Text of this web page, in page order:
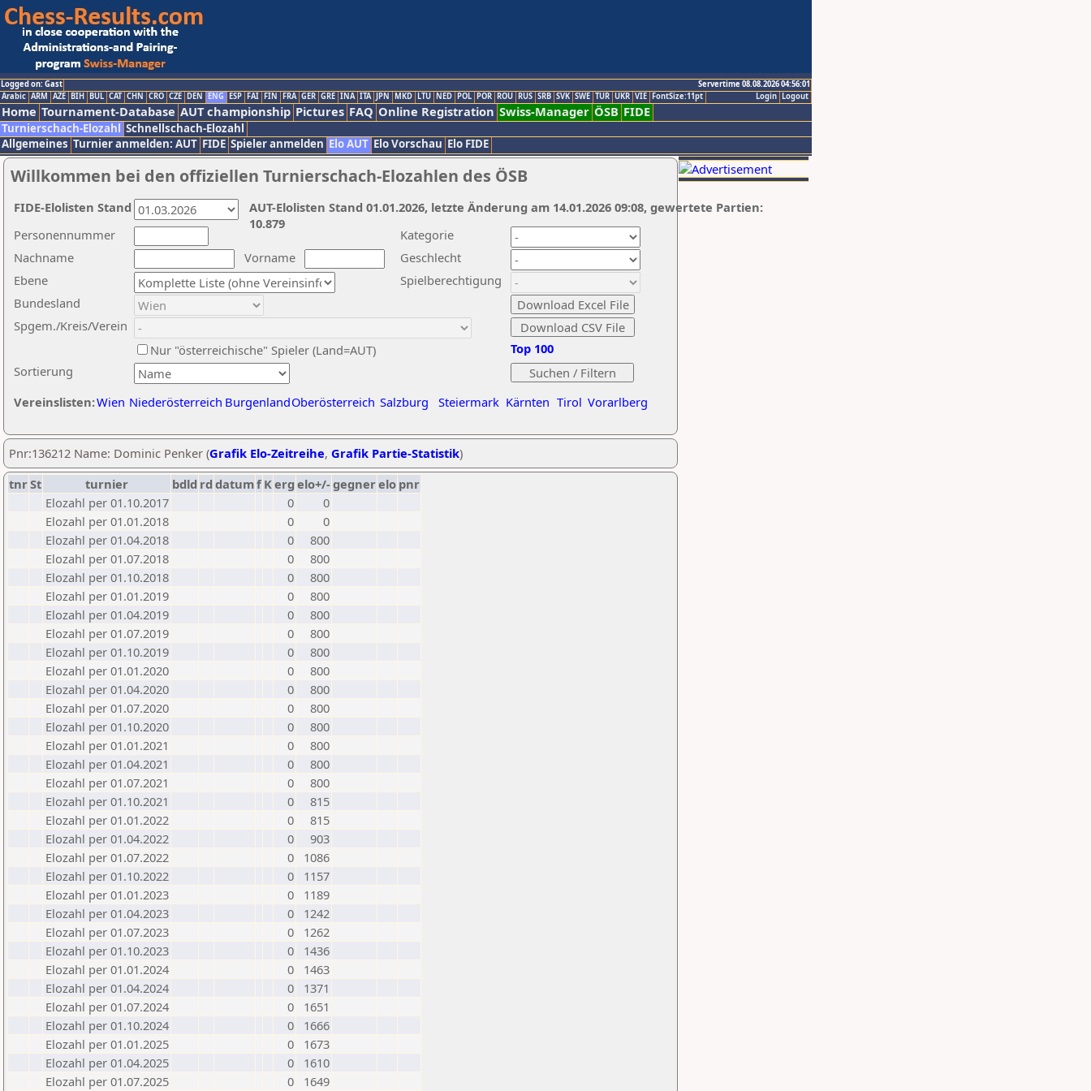
Logged on: Gast
Servertime 08.08.2026 04:56:01
Logout
Login
Arabic ARM AZE BIH BUL CAT CHN CRO CZE DEN ENG ESP FAI FIN FRA GER GRE INA ITA JPN MKD LTU NED POL POR ROU RUS SRB SVK SWE TUR UKR VIE FontSize:11pt
Home Tournament-Database AUT championship Pictures FAQ Online Registration Swiss-Manager ÖSB FIDE
Turnierschach-Elozahl Schnellschach-Elozahl
Allgemeines Turnier anmelden: AUT FIDE Spieler anmelden Elo AUT Elo Vorschau Elo FIDE
Willkommen bei den offiziellen Turnierschach-Elozahlen des ÖSB
Nachname
Vorname
Ebene
Kategorie
Sortierung
Personennummer
Bundesland
Spgem./Kreis/Verein
Geschlecht
Nur "österreichische" Spieler (Land=AUT)
Spielberechtigung
Vereinslisten:Wien Niederösterreich BurgenlandOberösterreich Salzburg Steiermark Kärnten Tirol Vorarlberg
Top 100
AUT-Elolisten Stand 01.01.2026, letzte Änderung am 14.01.2026 09:08, gewertete Partien:
10.879
FIDE-Elolisten Stand
Pnr:136212 Name: Dominic Penker (Grafik Elo-Zeitreihe, Grafik Partie-Statistik)
tnrSt turnier bdld rd datumf Kerg elo+/-gegnerelo pnr
Elozahl per 01.10.2017
0
0
Elozahl per 01.01.2018
0
0
Elozahl per 01.04.2018
0
800
Elozahl per 01.07.2018
0
800
Elozahl per 01.10.2018
0
800
Elozahl per 01.01.2019
0
800
Elozahl per 01.04.2019
0
800
Elozahl per 01.07.2019
0
800
Elozahl per 01.10.2019
0
800
Elozahl per 01.01.2020
0
800
Elozahl per 01.04.2020
0
800
Elozahl per 01.07.2020
0
800
Elozahl per 01.10.2020
0
800
Elozahl per 01.01.2021
0
800
Elozahl per 01.04.2021
0
800
Elozahl per 01.07.2021
0
800
Elozahl per 01.10.2021
0
815
Elozahl per 01.01.2022
0
815
Elozahl per 01.04.2022
0
903
Elozahl per 01.07.2022
0
1086
Elozahl per 01.10.2022
0
1157
Elozahl per 01.01.2023
0
1189
Elozahl per 01.04.2023
0
1242
Elozahl per 01.07.2023
0
1262
Elozahl per 01.10.2023
0
1436
Elozahl per 01.01.2024
0
1463
Elozahl per 01.04.2024
0
1371
Elozahl per 01.07.2024
0
1651
Elozahl per 01.10.2024
0
1666
Elozahl per 01.01.2025
0
1673
Elozahl per 01.04.2025
0
1610
Elozahl per 01.07.2025
0 1649